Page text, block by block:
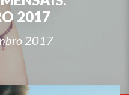
2017
2017